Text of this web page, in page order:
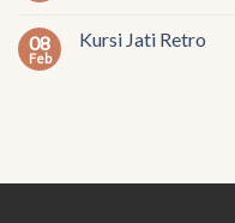
08
Feb
Kursi Jati Retro